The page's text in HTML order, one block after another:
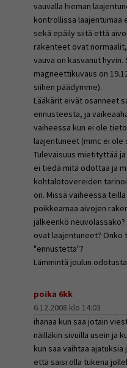
vauvalla hieman
kontrollissa laajentumaa
sekä epäily siitä että
rakenteet ovat
vauva on kasvanut
magneettikuvaus on
siihen päädymme).
Lääkärit eivät osanneet
ennusteesta, ja
vaiheessa kun ei ole
laajentuneet (mmc ei ole
Tulevaisuus mietityttää
ei tiedä mitä odottaa ja
kohtalotovereiden
on. Missä vaiheessa
poikkeamaa aivojen
jälkeenkö
ovat laajentuneet? Onko
"ennustetta"?
Lämmintä joulun
poika 6kk
6.12.2008 klo 14:03
ihanaa kun saa jotain
näilläkin sivuilla usein ja
kun saa vaihtaa
että saisi olla tukena